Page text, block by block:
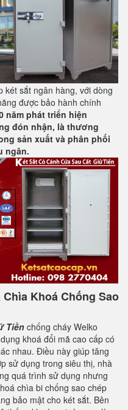
két sắt ngân hàng, với dòng
được bảo hành chính
năm phát triển hiện
đón nhận, là thương
sản xuất và phân phối
ngân.
Khoá Chống Sao
Tiền chống cháy Welko
khoá đổi mã cao cấp có
nhau. Điều này giúp tăng
sử dụng trong siêu thị, nhà
quá trình sử dụng nhưng
chìa bi chống sao chép
bảo mật cho két sắt. Bên